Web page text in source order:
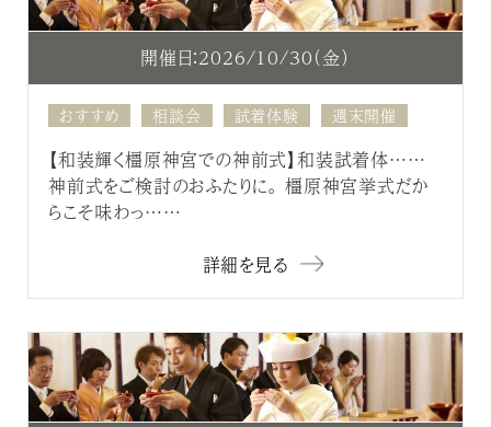
開催日：2026/10/30（金）
おすすめ 相談会 試着体験 週末開催
【和装輝く橿原神宮での神前式】和装試着体……
神前式をご検討のおふたりに。 橿原神宮挙式だか
らこそ味わっ……
詳細を見る